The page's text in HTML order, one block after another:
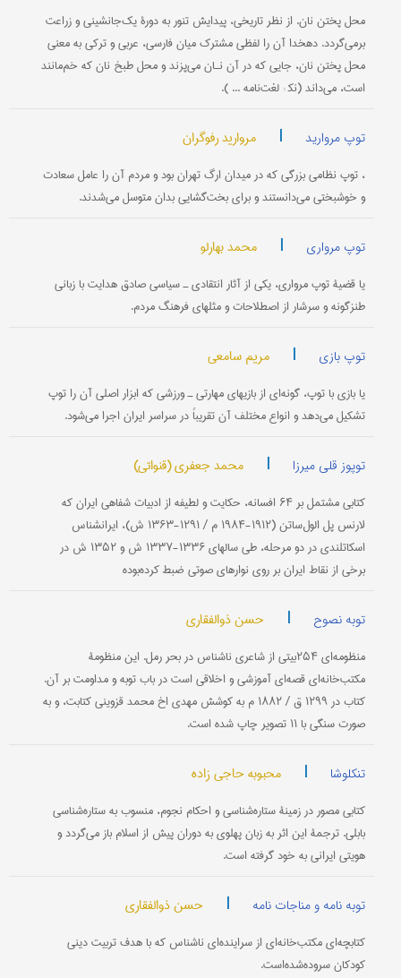
محل پختن نان. از نظر تاریخی، پیدایش تنور به دورۀ یک‌جانشینی و زراعت
برمی‌گردد. دهخدا آن را لفظی مشترک میان فارسی، عربی و ترکی به معنی
محل پختن نان، جایی که در آن نـان می‌پزند و محل طبخ نان که خم‌مانند
است، می‌داند (نک‍ : لغت‌نامه ... ).
توپ مروارید | مروارید رفوگران
، توپ نظامی بزرگی که در میدان ارگ تهران بود و مردم آن را عامل سعادت
و خوشبختی می‌دانستند و برای بخت‌گشایی بدان متوسل می‌شدند.
توپ مرواری | محمد بهارلو
یا قضیۀ توپ مرواری، یکی از آثار انتقادی ـ سیاسی صادق هدایت با زبانی
طنزگونه و سرشار از اصطلاحات و مثلهای فرهنگ مردم.
توپ بازی | مریم سامعی
یا بازی با توپ، گونه‌ای از بازیهای مهارتی ‌ـ ورزشی که ابزار اصلی آن را توپ
تشکیل می‌دهد و انواع مختلف آن تقریباً در سراسر ایران اجرا می‌شود.
توپوز قلی میرزا | محمد جعفری (قنواتی)
کتابی مشتمل بر ۶۴ افسانه، حکایت و لطیفه از ادبیات شفاهی ایران که
لارنس پل الول‌ساتن (۱۹۱۲-۱۹۸۴ م / ۱۲۹۱-۱۳۶۳ ش)، ایران‎شناس
اسکاتلندی در دو مرحله، طی سالهای ۱۳۳۶-۱۳۳۷ ش و ۱۳۵۲ ش در
برخی از نقاط ایران بر روی نوارهای صوتی ضبط کرده‌بوده
توبه نصوح | حسن ذوالفقاری
منظومه‌ای ۲۵۴بیتی از شاعری ناشناس در بحر رمل. این منظومۀ
مکتب‌خانه‌ای قصه‌ای آموزشی و اخلاقی است در باب توبه و مداومت بر آن.
کتاب در ۱۲۹۹ ق / ۱۸۸۲ م به کوشش مهدی اخ محمد قزوینی کتابت، و به
صورت سنگی با ۱۱ تصویر چاپ شده است.
تنکلوشا | محبوبه حاجی زاده
کتابی مصور در زمینۀ ستاره‌شناسی و احکام نجوم، منسوب به ستاره‌شناسی
بابلی. ترجمۀ این اثر به زبان پهلوی به دوران پیش از اسلام باز می‌گردد و
هویتی ایرانی به خود گرفته است.
توبه نامه و مناجات نامه | حسن ذوالفقاری
کتابچه‌ای مکتب‌خانه‌ای از سراینده‌ای ناشناس که با هدف تربیت دینی
کودکان سروده‌شده‌است.